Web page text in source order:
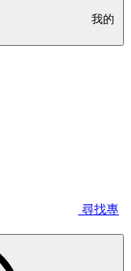
尋找專